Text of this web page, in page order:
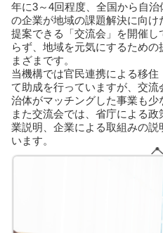
年に3～4回程度、全国から自
の企業が地域の課題解決に向
提案できる「交流会」を開催
らず、地域を元気にするため
まざまです。
当機構では官民連携による移
て助成を行っていますが、交
治体がマッチングした事業も少
また交流会では、省庁による
業説明、企業による取組みの
います。